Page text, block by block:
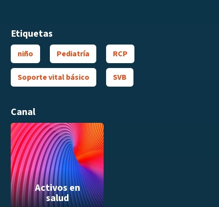
Etiquetas
niño Pediatría RCP
Soporte vital básico SVB
Canal
Activos en
salud